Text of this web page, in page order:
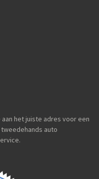
aan het juiste adres voor een
auto